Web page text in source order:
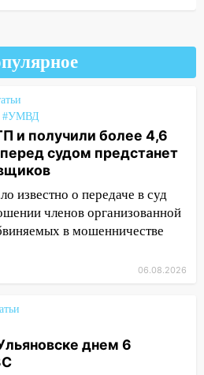
областной суд
руководству
за махинации на
атлетики из
выступили на
области убрали
зерновых и
завели дело на
сбили
#УМВД
и получили более 4,6
судом предстанет
известно о передаче в суд
членов организованной
в мошенничестве
06.08.2026
днем 6